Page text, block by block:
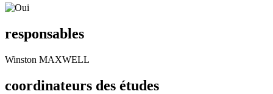
responsables
Winston MAXWELL
coordinateurs des études